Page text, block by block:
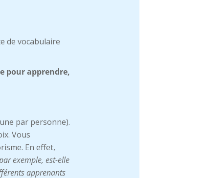
de vocabulaire
pour apprendre,
par personne).
Vous
En effet,
exemple, est-elle
apprenants